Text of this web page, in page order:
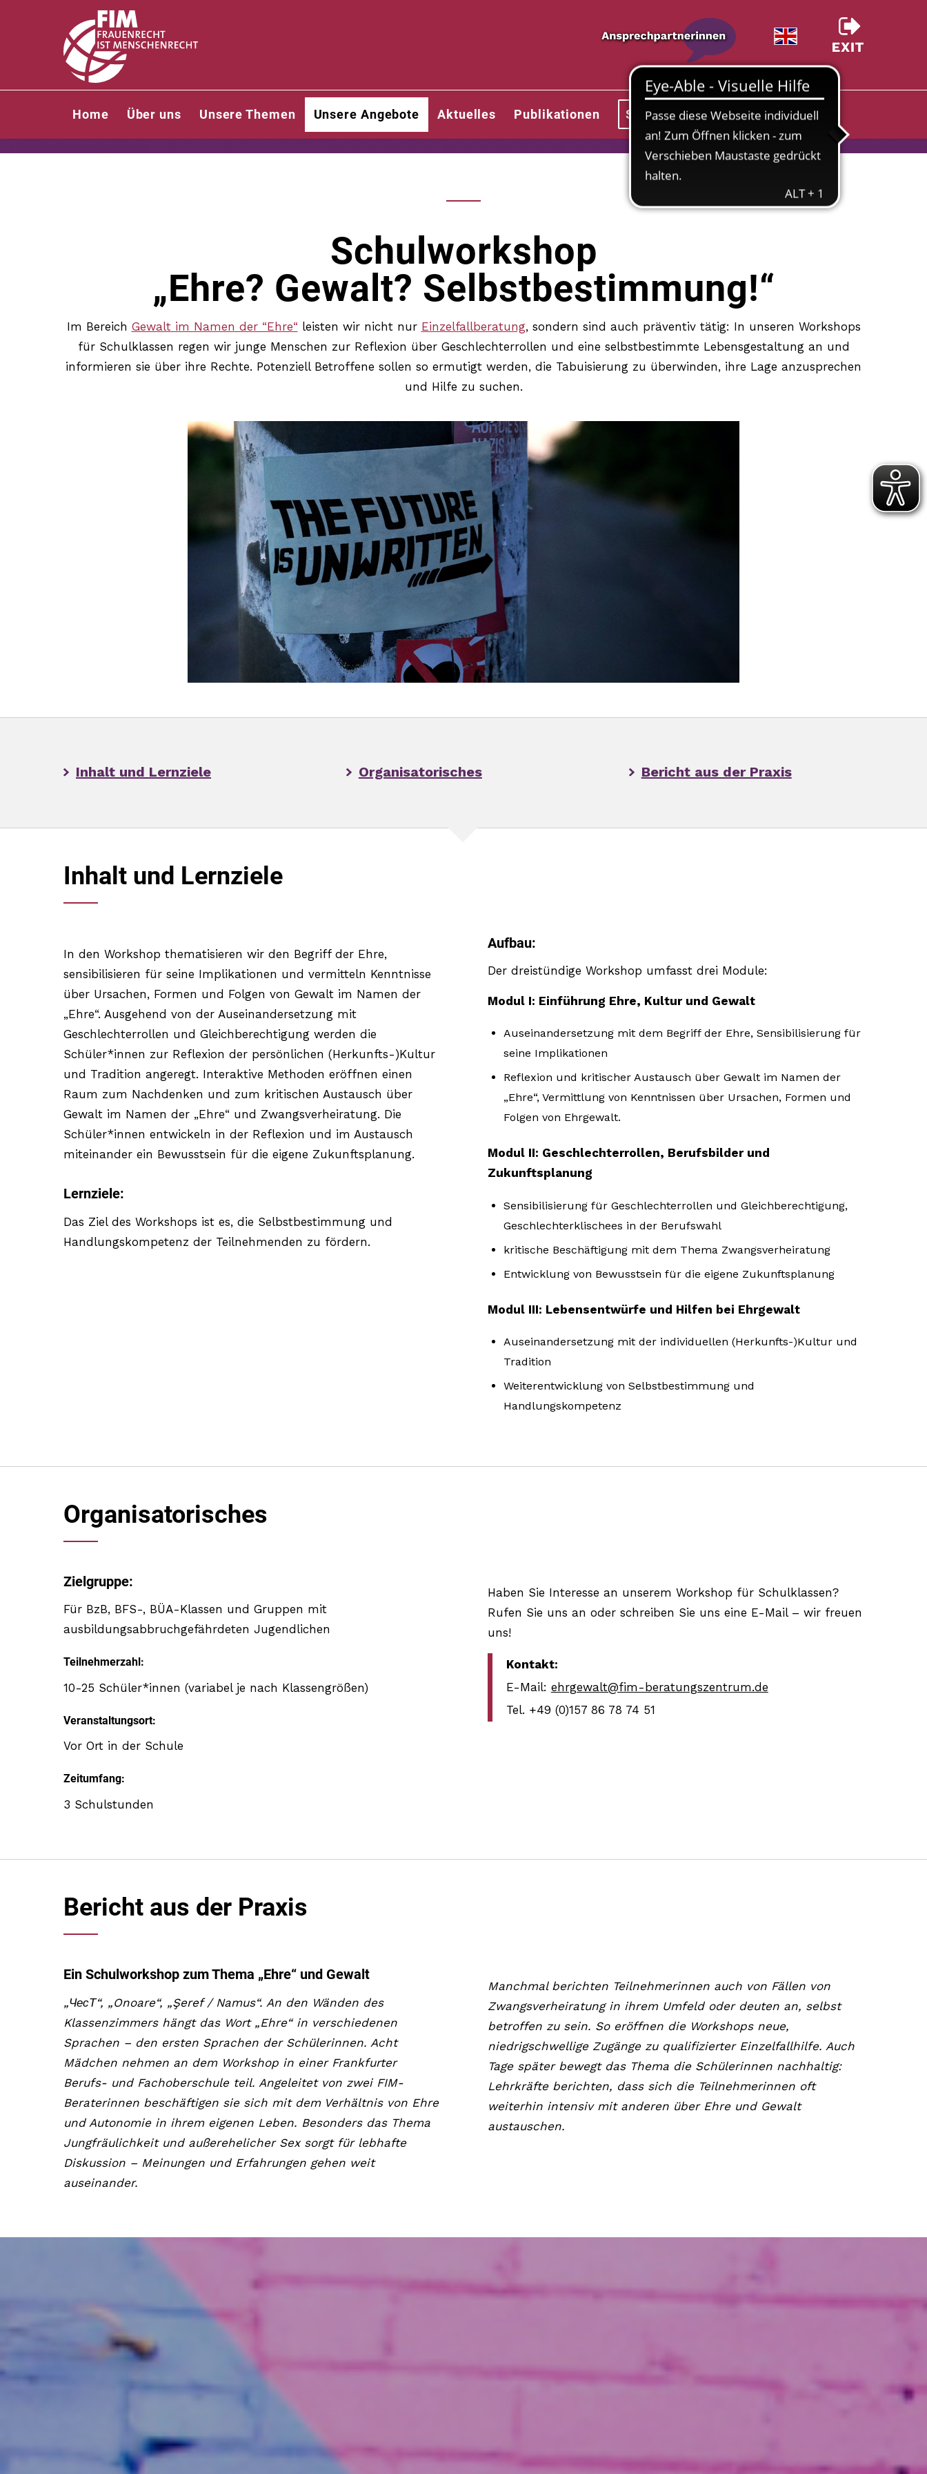
Home Über uns Unsere Themen Unsere Angebote Aktuelles Publikationen Spenden & Unterstützen
Schulworkshop
„Ehre? Gewalt? Selbstbestimmung!“
Im Bereich Gewalt im Namen der “Ehre“ leisten wir nicht nur Einzelfallberatung, sondern sind auch präventiv tätig: In unseren Workshops
für Schulklassen regen wir junge Menschen zur Reflexion über Geschlechterrollen und eine selbstbestimmte Lebensgestaltung an und
informieren sie über ihre Rechte. Potenziell Betroffene sollen so ermutigt werden, die Tabuisierung zu überwinden, ihre Lage anzusprechen
und Hilfe zu suchen.
Inhalt und Lernziele Organisatorisches Bericht aus der Praxis
Inhalt und Lernziele
In den Workshop thematisieren wir den Begriff der Ehre,
sensibilisieren für seine Implikationen und vermitteln Kenntnisse
über Ursachen, Formen und Folgen von Gewalt im Namen der
„Ehre“. Ausgehend von der Auseinandersetzung mit
Geschlechterrollen und Gleichberechtigung werden die
Schüler*innen zur Reflexion der persönlichen (Herkunfts-)Kultur
und Tradition angeregt. Interaktive Methoden eröffnen einen
Raum zum Nachdenken und zum kritischen Austausch über
Gewalt im Namen der „Ehre“ und Zwangsverheiratung. Die
Schüler*innen entwickeln in der Reflexion und im Austausch
miteinander ein Bewusstsein für die eigene Zukunftsplanung.
Lernziele:
Das Ziel des Workshops ist es, die Selbstbestimmung und
Handlungskompetenz der Teilnehmenden zu fördern.
Aufbau:
Der dreistündige Workshop umfasst drei Module:
Modul I: Einführung Ehre, Kultur und Gewalt
Auseinandersetzung mit dem Begriff der Ehre, Sensibilisierung für
seine Implikationen
Reflexion und kritischer Austausch über Gewalt im Namen der
„Ehre“, Vermittlung von Kenntnissen über Ursachen, Formen und
Folgen von Ehrgewalt.
Modul II: Geschlechterrollen, Berufsbilder und
Zukunftsplanung
Sensibilisierung für Geschlechterrollen und Gleichberechtigung,
Geschlechterklischees in der Berufswahl
kritische Beschäftigung mit dem Thema Zwangsverheiratung
Entwicklung von Bewusstsein für die eigene Zukunftsplanung
Modul III: Lebensentwürfe und Hilfen bei Ehrgewalt
Auseinandersetzung mit der individuellen (Herkunfts-)Kultur und
Tradition
Weiterentwicklung von Selbstbestimmung und
Handlungskompetenz
Organisatorisches
Zielgruppe:
Für BzB, BFS-, BÜA-Klassen und Gruppen mit
ausbildungsabbruchgefährdeten Jugendlichen
Teilnehmerzahl:
10-25 Schüler*innen (variabel je nach Klassengrößen)
Veranstaltungsort:
Vor Ort in der Schule
Zeitumfang:
3 Schulstunden
Haben Sie Interesse an unserem Workshop für Schulklassen?
Rufen Sie uns an oder schreiben Sie uns eine E-Mail – wir freuen
uns!
Kontakt:
E-Mail: ehrgewalt@fim-beratungszentrum.de
Tel. +49 (0)157 86 78 74 51
Bericht aus der Praxis
Ein Schulworkshop zum Thema „Ehre“ und Gewalt
„ЧесТ“, „Onoare“, „Şeref / Namus“. An den Wänden des
Klassenzimmers hängt das Wort „Ehre“ in verschiedenen
Sprachen – den ersten Sprachen der Schülerinnen. Acht
Mädchen nehmen an dem Workshop in einer Frankfurter
Berufs- und Fachoberschule teil. Angeleitet von zwei FIM-
Beraterinnen beschäftigen sie sich mit dem Verhältnis von Ehre
und Autonomie in ihrem eigenen Leben. Besonders das Thema
Jungfräulichkeit und außerehelicher Sex sorgt für lebhafte
Diskussion – Meinungen und Erfahrungen gehen weit
auseinander.
Manchmal berichten Teilnehmerinnen auch von Fällen von
Zwangsverheiratung in ihrem Umfeld oder deuten an, selbst
betroffen zu sein. So eröffnen die Workshops neue,
niedrigschwellige Zugänge zu qualifizierter Einzelfallhilfe. Auch
Tage später bewegt das Thema die Schülerinnen nachhaltig:
Lehrkräfte berichten, dass sich die Teilnehmerinnen oft
weiterhin intensiv mit anderen über Ehre und Gewalt
austauschen.